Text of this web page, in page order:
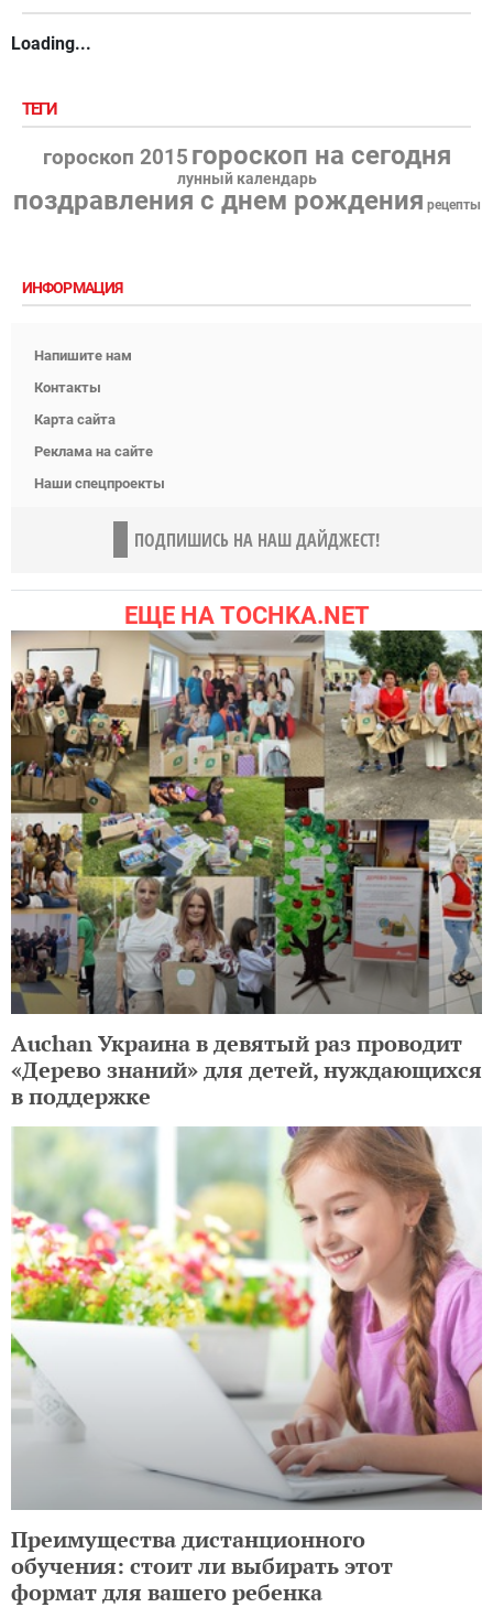
Loading...
ТЕГИ
гороскоп 2015 гороскоп на сегодня
лунный календарь
поздравления с днем рождения рецепты
ИНФОРМАЦИЯ
Напишите нам
Контакты
Карта сайта
Реклама на сайте
Наши спецпроекты
ПОДПИШИСЬ НА НАШ ДАЙДЖЕСТ!
ЕЩЕ НА TOCHKA.NET
Auchan Украина в девятый раз проводит
«Дерево знаний» для детей, нуждающихся
в поддержке
Преимущества дистанционного
обучения: стоит ли выбирать этот
формат для вашего ребенка